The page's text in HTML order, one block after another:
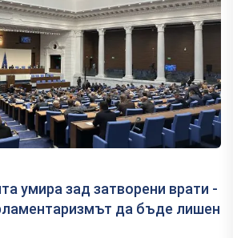
умира зад затворени врати -
да бъде лишен